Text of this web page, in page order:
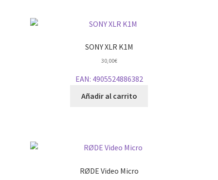
SONY XLR K1M
30,00€
EAN: 4905524886382
Añadir al carrito
RØDE Video Micro